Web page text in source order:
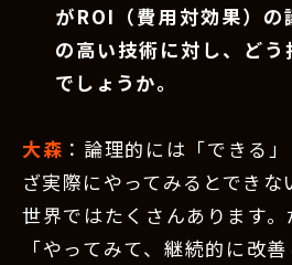
がROI（費用対効果）の
の高い技術に対し、どう
でしょうか。
大森 ：論理的には「できる
ざ実際にやってみるとでき
世界ではたくさんあります
「やってみて、継続的に改